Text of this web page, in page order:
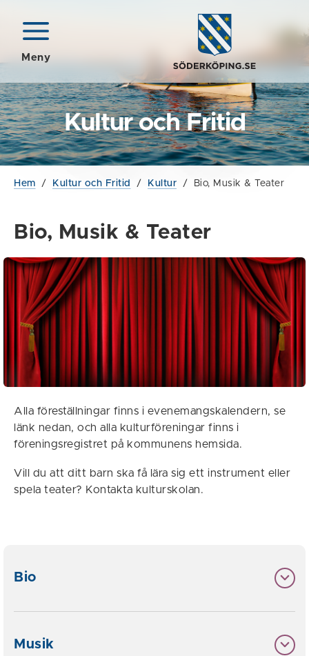
Meny
Kultur och Fritid
Hem / Kultur och Fritid / Kultur / Bio, Musik & Teater
Bio, Musik & Teater
Alla föreställningar finns i evenemangskalendern, se
länk nedan, och alla kulturföreningar finns i
föreningsregistret på kommunens hemsida.
Vill du att ditt barn ska få lära sig ett instrument eller
spela teater? Kontakta kulturskolan.
Bio
Musik